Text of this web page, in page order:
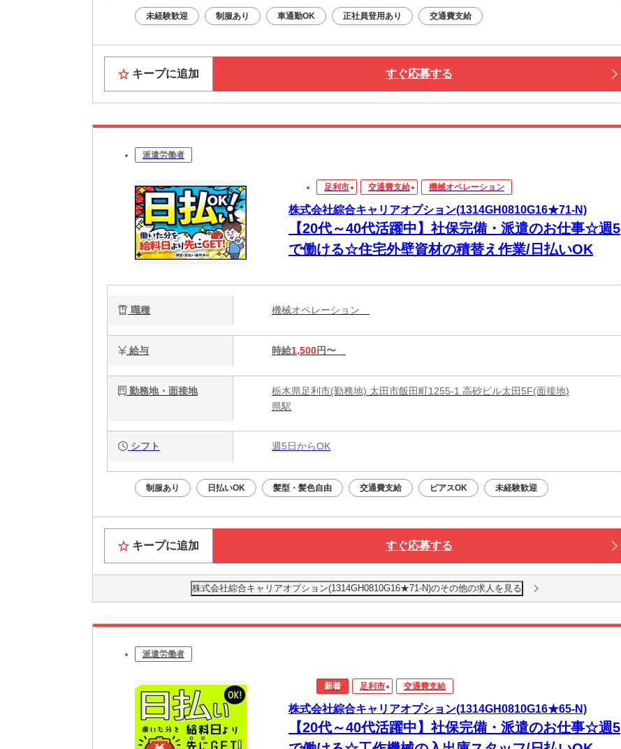
未経験歓迎 制服あり 車通勤OK 正社員登用あり 交通費支給
キープに追加 すぐ応募する
派遣労働者
足利市 交通費支給 機械オペレーション
株式会社綜合キャリアオプション(1314GH0810G16★71-N)
【20代～40代活躍中】社保完備・派遣のお仕事☆週5
で働ける☆住宅外壁資材の積替え作業/日払いOK
職種 機械オペレーション
給与 時給1,500円〜
勤務地・面接地
栃木県足利市(勤務地) 太田市飯田町1255-1 高砂ビル太田5F(面接地)
県駅
シフト 週5日からOK
制服あり 日払いOK 髪型・髪色自由 交通費支給 ピアスOK 未経験歓迎
キープに追加 すぐ応募する
株式会社綜合キャリアオプション(1314GH0810G16★71-N)のその他の求人を見る
派遣労働者
新着 足利市 交通費支給
株式会社綜合キャリアオプション(1314GH0810G16★65-N)
【20代～40代活躍中】社保完備・派遣のお仕事☆週5